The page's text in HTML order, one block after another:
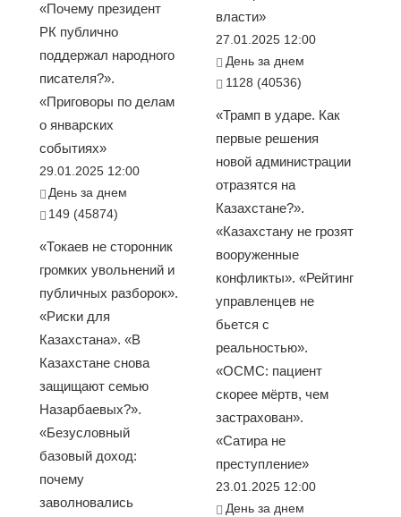
«Почему президент
РК публично
поддержал народного
писателя?».
«Приговоры по делам
о январских
событиях»
29.01.2025 12:00
День за днем
149 (45874)
«Токаев не сторонник
громких увольнений и
публичных разборок».
«Риски для
Казахстана». «В
Казахстане снова
защищают семью
Назарбаевых?».
«Безусловный
базовый доход:
почему
заволновались
власти»
27.01.2025 12:00
День за днем
1128 (40536)
«Трамп в ударе. Как
первые решения
новой администрации
отразятся на
Казахстане?».
«Казахстану не грозят
вооруженные
конфликты». «Рейтинг
управленцев не
бьется с
реальностью».
«ОСМС: пациент
скорее мёртв, чем
застрахован».
«Сатира не
преступление»
23.01.2025 12:00
День за днем